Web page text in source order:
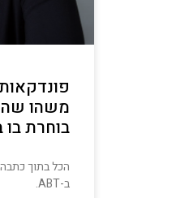
משהו
בוחרת בו
הכל בתוך
ב-ABT.